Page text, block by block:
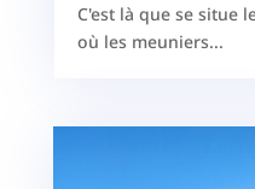
C'est là que se situe
où les meuniers...